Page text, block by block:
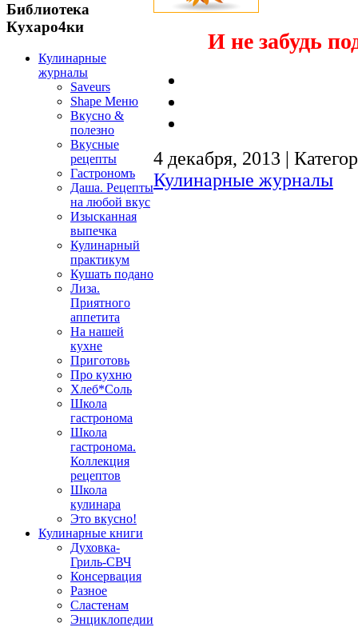
Библиотека
Кухаро4ки
Кулинарные
журналы
Saveurs
Shape Меню
Вкусно &
полезно
Вкусные
рецепты
Гастрономъ
Даша. Рецепты
на любой вкус
Изысканная
выпечка
Кулинарный
практикум
Кушать подано
Лиза.
Приятного
аппетита
На нашей
кухне
Приготовь
Про кухню
Хлеб*Соль
Школа
гастронома
Школа
гастронома.
Коллекция
рецептов
Школа
кулинара
Это вкусно!
Кулинарные книги
Духовка-
Гриль-СВЧ
Консервация
Разное
Сластенам
Энциклопедии
И не забудь
4 декабря, 2013 |
Кулинарные журналы